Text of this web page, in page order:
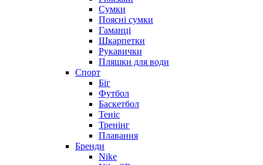
Сумки
Поясні сумки
Гаманці
Шкарпетки
Рукавички
Пляшки для води
Спорт
Біг
Футбол
Баскетбол
Теніс
Тренінг
Плавання
Бренди
Nike